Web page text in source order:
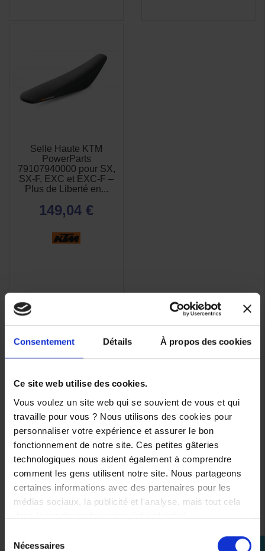
Consentement Détails À propos des cookies
Ce site web utilise des cookies.
Vous voulez un site web qui se souvient de vous et qui
travaille pour vous ? Nous utilisons des cookies pour
personnaliser votre expérience et assurer le bon
fonctionnement de notre site. Ces petites gâteries
technologiques nous aident également à comprendre
comment les gens utilisent notre site. Nous partageons
certaines informations avec des partenaires pour les
médias sociaux, la publicité et l'analyse, mais tout cela
dans le but de rendre votre visite géniale !
Nécessaires
Selle Haute KTM
PowerParts
79107940000 pour SX,
SX-F, EXC et EXC-F –
Plus de Liberté en...
149,04 €
Affichage 1-3 de 3 article(s)